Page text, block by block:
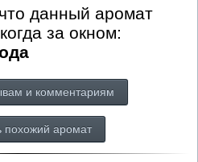
данный аромат
за окном:
и комментариям
похожий аромат